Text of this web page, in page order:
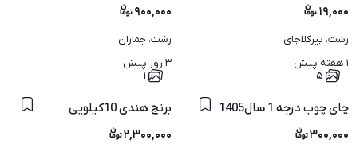
۱۹,۰۰۰
رشت، پیرکلاچای
۱ هفته پیش
۹۰۰,۰۰۰
رشت، جماران
۳ روز پیش
۵
چای چوب درجه 1 سال1405
۳۰۰,۰۰۰
۱
برنج هندی 10کیلویی
۲,۳۰۰,۰۰۰